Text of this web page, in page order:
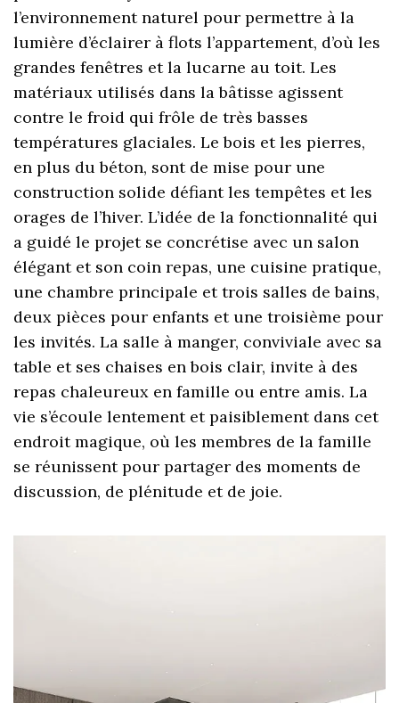
l’environnement naturel pour permettre à la
lumière d’éclairer à flots l’appartement, d’où les
grandes fenêtres et la lucarne au toit. Les
matériaux utilisés dans la bâtisse agissent
contre le froid qui frôle de très basses
températures glaciales. Le bois et les pierres,
en plus du béton, sont de mise pour une
construction solide défiant les tempêtes et les
orages de l’hiver. L’idée de la fonctionnalité qui
a guidé le projet se concrétise avec un salon
élégant et son coin repas, une cuisine pratique,
une chambre principale et trois salles de bains,
deux pièces pour enfants et une troisième pour
les invités. La salle à manger, conviviale avec sa
table et ses chaises en bois clair, invite à des
repas chaleureux en famille ou entre amis. La
vie s’écoule lentement et paisiblement dans cet
endroit magique, où les membres de la famille
se réunissent pour partager des moments de
discussion, de plénitude et de joie.